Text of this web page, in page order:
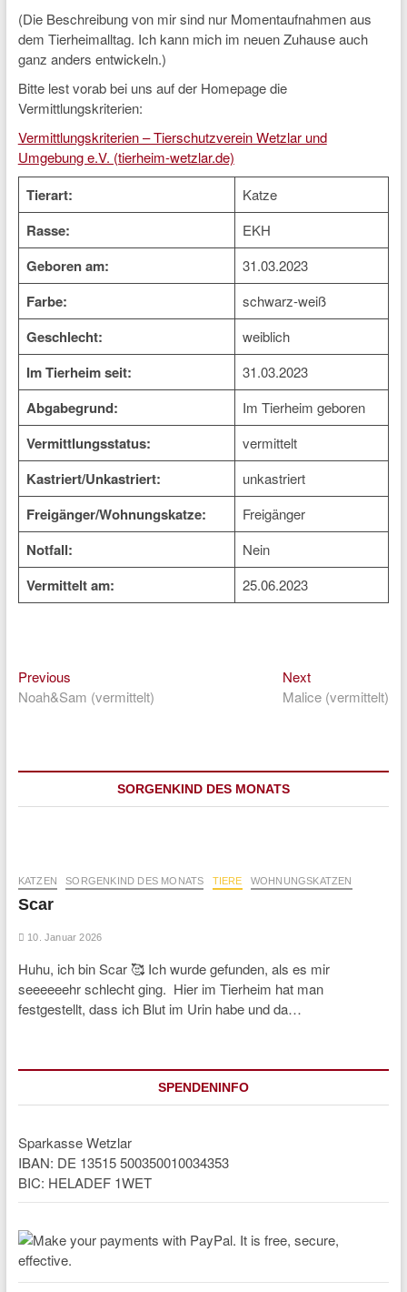
(Die Beschreibung von mir sind nur Momentaufnahmen aus
dem Tierheimalltag. Ich kann mich im neuen Zuhause auch
ganz anders entwickeln.)
Bitte lest vorab bei uns auf der Homepage die
Vermittlungskriterien:
Vermittlungskriterien – Tierschutzverein Wetzlar und
Umgebung e.V. (tierheim-wetzlar.de)
Tierart: Katze
Rasse: EKH
Geboren am: 31.03.2023
Farbe: schwarz-weiß
Geschlecht: weiblich
Im Tierheim seit: 31.03.2023
Abgabegrund: Im Tierheim geboren
Vermittlungsstatus: vermittelt
Kastriert/Unkastriert: unkastriert
Freigänger/Wohnungskatze: Freigänger
Notfall: Nein
Vermittelt am: 25.06.2023
Beitragsnavigation
PreviousPrevious
post:
Noah&Sam (vermittelt)
NextNext
post:
Malice (vermittelt)
SORGENKIND DES MONATS
KATZEN SORGENKIND DES MONATS TIERE WOHNUNGSKATZEN
Scar
10. Januar 2026
Huhu, ich bin Scar 🥰 Ich wurde gefunden, als es mir
seeeeeehr schlecht ging. Hier im Tierheim hat man
festgestellt, dass ich Blut im Urin habe und da…
SPENDENINFO
Sparkasse Wetzlar
IBAN: DE 13515 500350010034353
BIC: HELADEF 1WET